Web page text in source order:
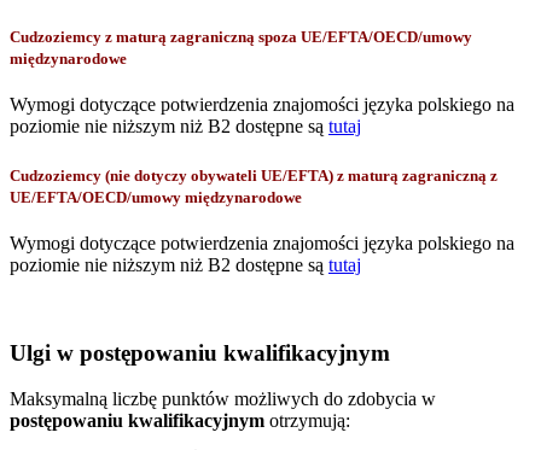
Cudzoziemcy z maturą zagraniczną spoza UE/EFTA/OECD/umowy
międzynarodowe
Wymogi dotyczące potwierdzenia znajomości języka polskiego na
poziomie nie niższym niż B2 dostępne są tutaj
Cudzoziemcy (nie dotyczy obywateli UE/EFTA) z maturą zagraniczną z
UE/EFTA/OECD/umowy międzynarodowe
Wymogi dotyczące potwierdzenia znajomości języka polskiego na
poziomie nie niższym niż B2 dostępne są tutaj
Ulgi w postępowaniu kwalifikacyjnym
Maksymalną liczbę punktów możliwych do zdobycia w
postępowaniu kwalifikacyjnym otrzymują: